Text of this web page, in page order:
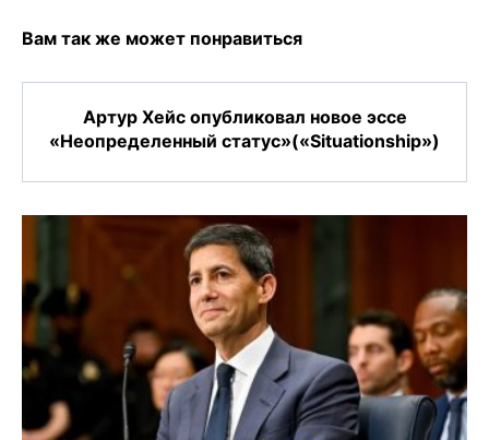
Вам так же может понравиться
Артур Хейс опубликовал новое эссе
«Неопределенный статус»(«Situationship»)